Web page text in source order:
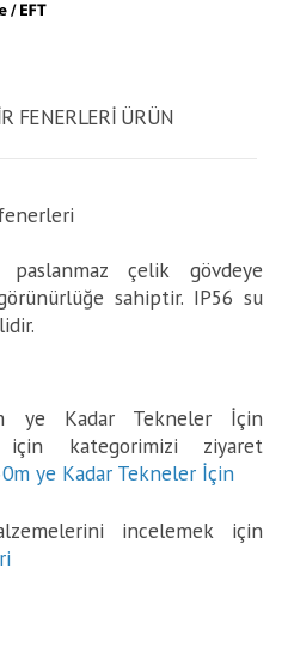
FENERLERI ÜRÜN
paslanmaz çelik gövdeye
sahiptir. IP56 su
ye Kadar Tekneler İçin
için kategorimizi ziyaret
ye Kadar Tekneler İçin
incelemek için